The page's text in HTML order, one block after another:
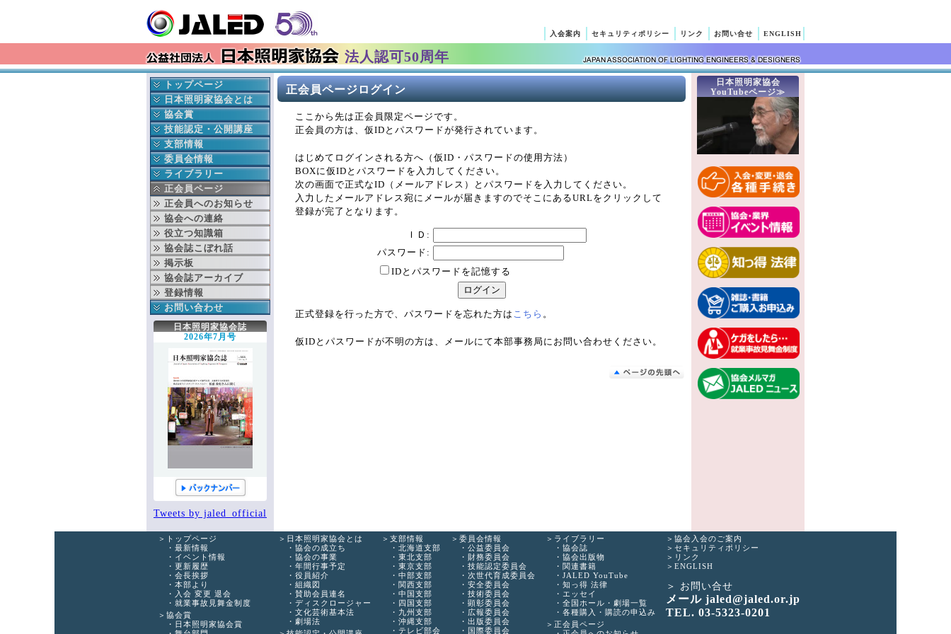
法人認可50周年
入会案内 セキュリティポリシー リンク お問い合せ ENGLISH
トップページ
最新情報
イベント情報
更新履歴
会長挨拶
本部より
入会 変更 退会
就業事故見舞金制度
日本照明家協会とは
協会の成立ち
協会の事業
年間行事予定
役員紹介
組織図
賛助会員連名
ディスクロージャー
文化芸術基本法
劇場法
協会賞
日本照明家協会賞
舞台部門
テレビ部門
過去の協会賞受賞者
協会賞データベース検索
技能認定・公開講座
中央講座
地域講座
支部情報
北海道支部
東北支部
東京支部
中部支部
関西支部
中国支部
四国支部
九州支部
沖縄支部
テレビ部会
委員会情報
公益委員会
財務委員会
技能認定委員会
次世代育成委員会
安全委員会
技術委員会
顕彰委員会
広報委員会
出版委員会
国際委員会
手帳編集作業部会
新人講座作業部会
ライブラリー
協会誌
協会出版物
関連書籍
JALED YouTube
知っ得 法律
エッセイ
全国ホール・劇場一覧
各種購入・購読の申込み
正会員ページ
正会員へのお知らせ
協会への連絡
役立つ知識箱
協会誌こぼれ話
掲示板
協会誌アーカイブ
登録情報
お問い合わせ
協会へのお問い合わせ
日本照明家協会誌
2026年7月号
Tweets by jaled_official
日本照明家協会
YouTubeページ≫
正会員ページログイン
ここから先は正会員限定ページです。
正会員の方は、仮IDとパスワードが発行されています。
はじめてログインされる方へ（仮ID・パスワードの使用方法）
BOXに仮IDとパスワードを入力してください。
次の画面で正式なID（メールアドレス）とパスワードを入力してください。
入力したメールアドレス宛にメールが届きますのでそこにあるURLをクリックして
登録が完了となります。
ＩＤ:
パスワード:
IDとパスワードを記憶する
正式登録を行った方で、パスワードを忘れた方は こちら 。
仮IDとパスワードが不明の方は、メールにて本部事務局にお問い合わせください。
トップページ
最新情報
イベント情報
更新履歴
会長挨拶
本部より
入会 変更 退会
就業事故見舞金制度
協会賞
日本照明家協会賞
日本照明家協会とは
協会の成立ち
協会の事業
年間行事予定
役員紹介
組織図
賛助会員連名
ディスクロージャー
文化芸術基本法
劇場法
支部情報
北海道支部
東北支部
東京支部
中部支部
関西支部
中国支部
四国支部
九州支部
沖縄支部
テレビ部会
委員会情報
公益委員会
財務委員会
技能認定委員会
次世代育成委員会
安全委員会
技術委員会
顕彰委員会
広報委員会
出版委員会
国際委員会
ライブラリー
協会誌
協会出版物
関連書籍
JALED YouTube
知っ得 法律
エッセイ
全国ホール・劇場一覧
各種購入・購読の申込み
正会員ページ
協会入会のご案内
セキュリティポリシー
リンク
ENGLISH
お問い合せ
メール jaled@jaled.or.jp
TEL. 03-5323-0201